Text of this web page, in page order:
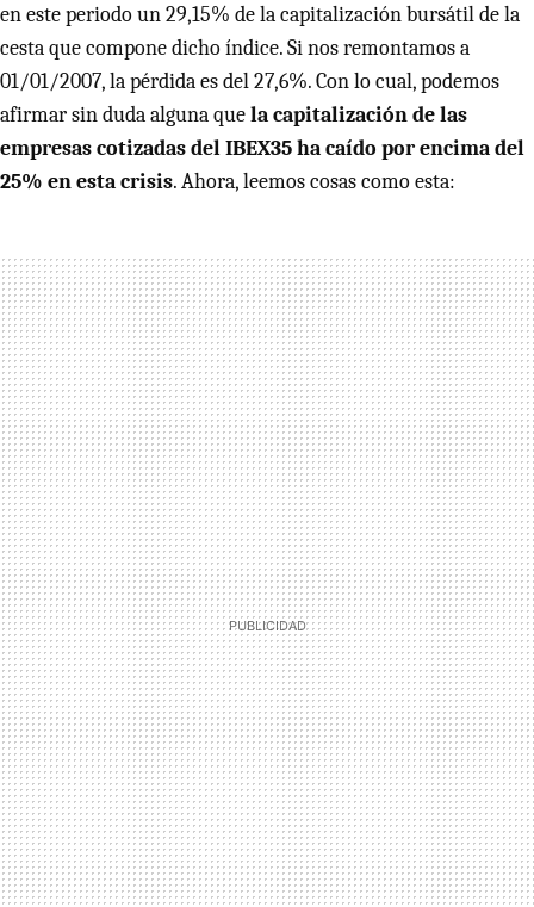
en este periodo un 29,15% de la capitalización bursátil de la
cesta que compone dicho índice. Si nos remontamos a
01/01/2007, la pérdida es del 27,6%. Con lo cual, podemos
afirmar sin duda alguna quela capitalización de las
empresas cotizadas del IBEX35 ha caído por encima del
25% en esta crisis. Ahora, leemos cosas como esta: